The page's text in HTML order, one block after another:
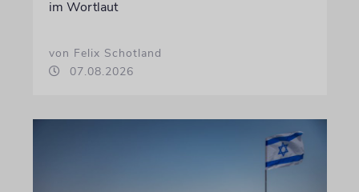
im Wortlaut
von Felix Schotland
07.08.2026